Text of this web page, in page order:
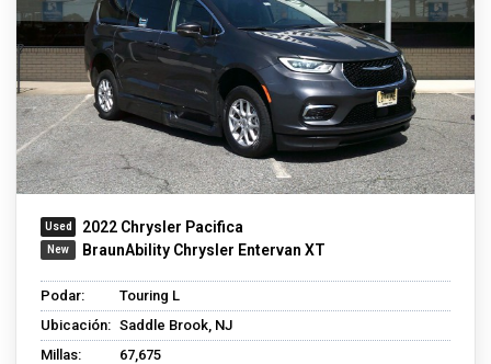
2022 Chrysler Pacifica
BraunAbility Chrysler Entervan XT
Podar:
Touring L
Ubicación: Saddle Brook, NJ
Millas:
67,675